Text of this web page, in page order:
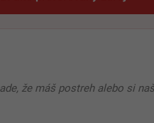
že máš postreh alebo si